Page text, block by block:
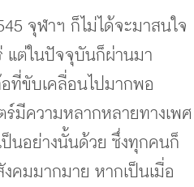
จุฬาฯ ก็ไม่ได้จะมาสนใจ
แต่ในปัจจุบันก็ผ่านมา
ที่ขับเคลื่อนไปมากพอ
มีความหลากหลายทางเพศ
นอย่างนั้นด้วย ซึ่งทุกคนก็
คมมากมาย หากเป็นเมื่อ